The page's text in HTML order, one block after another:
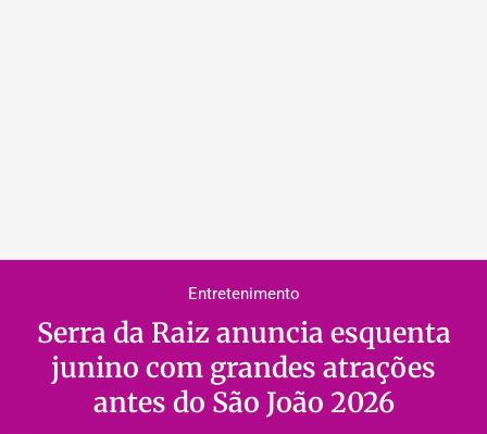
Entretenimento
Serra da Raiz anuncia esquenta
junino com grandes atrações
antes do São João 2026